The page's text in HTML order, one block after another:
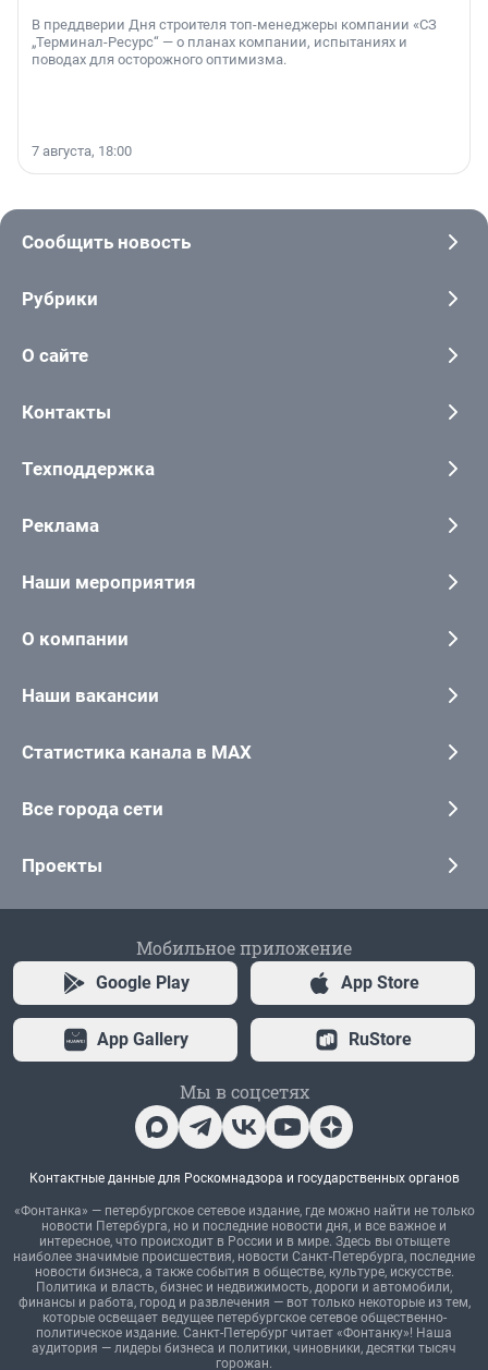
В преддверии Дня строителя топ-менеджеры компании «СЗ
„Терминал-Ресурс“ — о планах компании, испытаниях и
поводах для осторожного оптимизма.
7 августа, 18:00
Сообщить новость
Рубрики
О сайте
Контакты
Техподдержка
Реклама
Наши мероприятия
О компании
Наши вакансии
Статистика канала в MAX
Все города сети
Проекты
Мобильное приложение
Google Play App Store
App Gallery RuStore
Мы в соцсетях
Контактные данные для Роскомнадзора и государственных органов
«Фонтанка» — петербургское сетевое издание, где можно найти не только
новости Петербурга, но и последние новости дня, и все важное и
интересное, что происходит в России и в мире. Здесь вы отыщете
наиболее значимые происшествия, новости Санкт-Петербурга, последние
новости бизнеса, а также события в обществе, культуре, искусстве.
Политика и власть, бизнес и недвижимость, дороги и автомобили,
финансы и работа, город и развлечения — вот только некоторые из тем,
которые освещает ведущее петербургское сетевое общественно-
политическое издание. Санкт-Петербург читает «Фонтанку»! Наша
аудитория — лидеры бизнеса и политики, чиновники, десятки тысяч
горожан.